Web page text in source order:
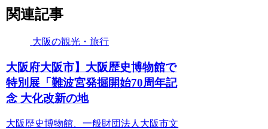
関連記事
大阪の観光・旅行
大阪府大阪市】 大阪歴史博物館で
特別展「難波宮発掘開始70周年記
念 大化改新の地
大阪歴史博物館、一般財団法人大阪市文